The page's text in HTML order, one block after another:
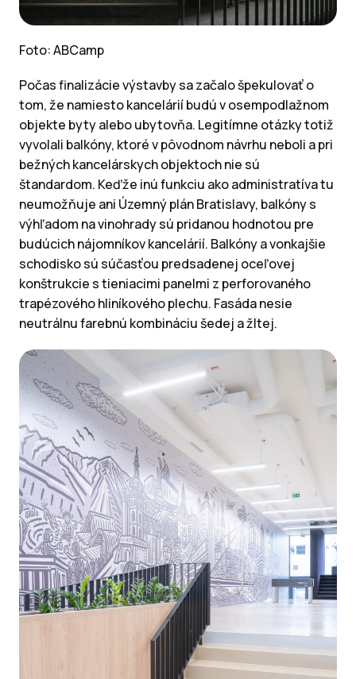
Foto: ABCamp
Počas finalizácie výstavby sa začalo špekulovať o
tom, že namiesto kancelárií budú v osempodlažnom
objekte byty alebo ubytovňa. Legitímne otázky totiž
vyvolali balkóny, ktoré v pôvodnom návrhu neboli a pri
bežných kancelárskych objektoch nie sú
štandardom. Keďže inú funkciu ako administratíva tu
neumožňuje ani Územný plán Bratislavy, balkóny s
výhľadom na vinohrady sú pridanou hodnotou pre
budúcich nájomníkov kancelárií. Balkóny a vonkajšie
schodisko sú súčasťou predsadenej oceľovej
konštrukcie s tieniacimi panelmi z perforovaného
trapézového hliníkového plechu. Fasáda nesie
neutrálnu farebnú kombináciu šedej a žltej.